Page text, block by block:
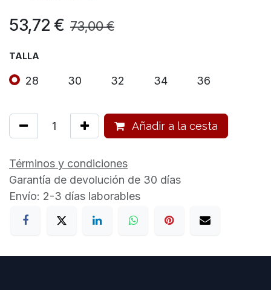
53,72 € 73,00€
TALLA
28 30 32 34 36
Añadir a la cesta
Términos y condiciones
Garantía de devolución de 30 días
Envío: 2-3 días laborables